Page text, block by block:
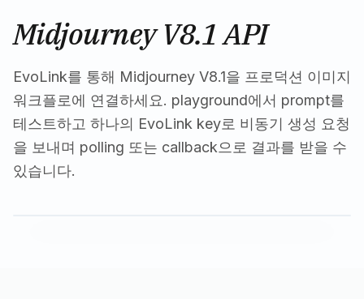
Midjourney V8.1 API
EvoLink를 통해 Midjourney V8.1을 프로덕션 이미지
워크플로에 연결하세요. playground에서 prompt를
테스트하고 하나의 EvoLink key로 비동기 생성 요청
을 보내며 polling 또는 callback으로 결과를 받을 수
있습니다.